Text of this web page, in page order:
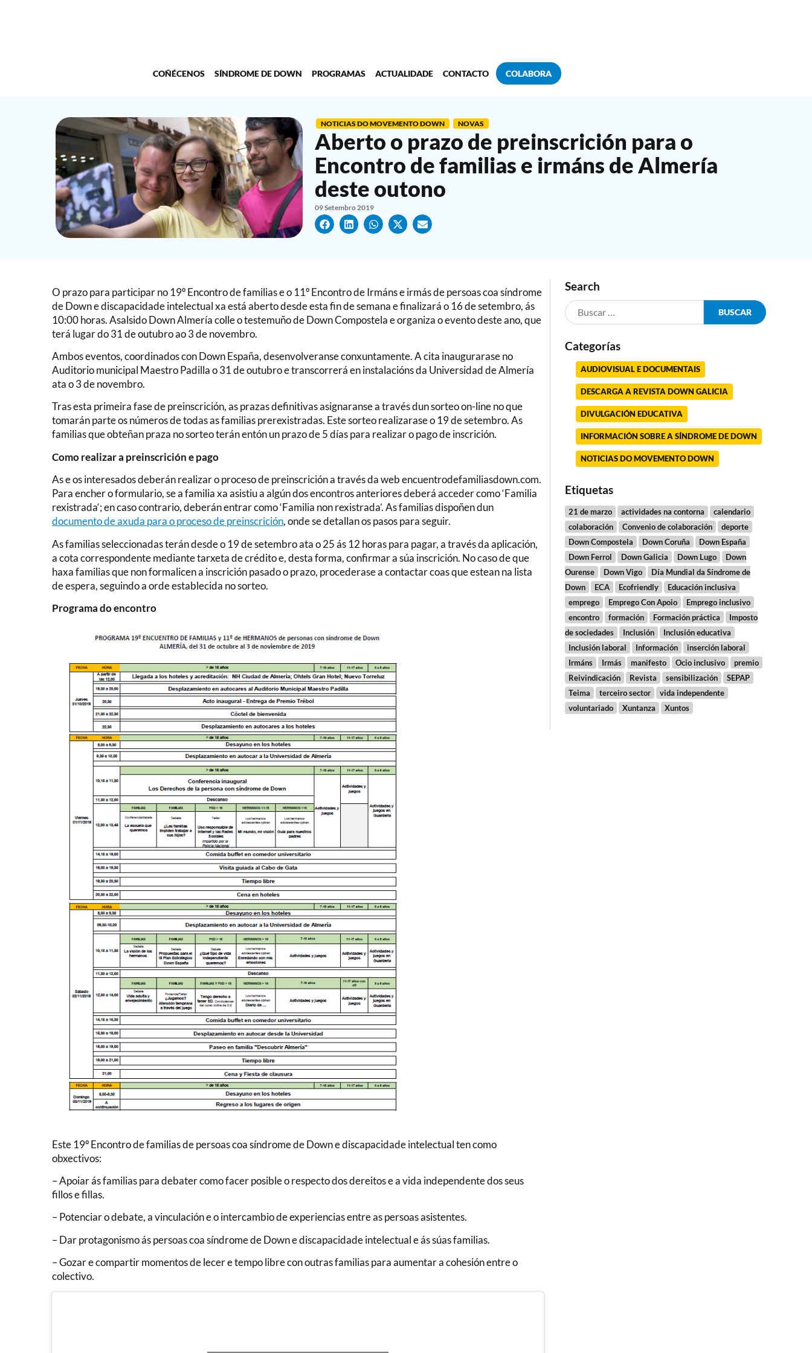
COÑÉCENOS SÍNDROME DE DOWN PROGRAMAS ACTUALIDADE CONTACTO COLABORA
NOTICIAS DO MOVEMENTO DOWN NOVAS
Aberto o prazo de preinscrición para o
Encontro de familias e irmáns de Almería
deste outono
09 Setembro 2019
O prazo para participar no 19º Encontro de familias e o 11º Encontro de Irmáns e irmás de persoas coa síndrome
de Down e discapacidade intelectual xa está aberto desde esta fin de semana e finalizará o 16 de setembro, ás
10:00 horas. Asalsido Down Almería colle o testemuño de Down Compostela e organiza o evento deste ano, que
terá lugar do 31 de outubro ao 3 de novembro.
Ambos eventos, coordinados con Down España, desenvolveranse conxuntamente. A cita inaugurarase no
Auditorio municipal Maestro Padilla o 31 de outubro e transcorrerá en instalacións da Universidad de Almería
ata o 3 de novembro.
Tras esta primeira fase de preinscrición, as prazas definitivas asignaranse a través dun sorteo on-line no que
tomarán parte os números de todas as familias prerexistradas. Este sorteo realizarase o 19 de setembro. As
familias que obteñan praza no sorteo terán entón un prazo de 5 días para realizar o pago de inscrición.
Como realizar a preinscrición e pago
As e os interesados deberán realizar o proceso de preinscrición a través da web encuentrodefamiliasdown.com.
Para encher o formulario, se a familia xa asistiu a algún dos encontros anteriores deberá acceder como ‘Familia
rexistrada‘; en caso contrario, deberán entrar como ‘Familia non rexistrada’. As familias dispoñen dun
documento de axuda para o proceso de preinscrición, onde se detallan os pasos para seguir.
As familias seleccionadas terán desde o 19 de setembro ata o 25 ás 12 horas para pagar, a través da aplicación,
a cota correspondente mediante tarxeta de crédito e, desta forma, confirmar a súa inscrición. No caso de que
haxa familias que non formalicen a inscrición pasado o prazo, procederase a contactar coas que estean na lista
de espera, seguindo a orde establecida no sorteo.
Programa do encontro
Este 19º Encontro de familias de persoas coa síndrome de Down e discapacidade intelectual ten como
obxectivos:
– Apoiar ás familias para debater como facer posible o respecto dos dereitos e a vida independente dos seus
fillos e fillas.
– Potenciar o debate, a vinculación e o intercambio de experiencias entre as persoas asistentes.
– Dar protagonismo ás persoas coa síndrome de Down e discapacidade intelectual e ás súas familias.
– Gozar e compartir momentos de lecer e tempo libre con outras familias para aumentar a cohesión entre o
colectivo.
Search
Categorías
AUDIOVISUAL E DOCUMENTAIS
DESCARGA A REVISTA DOWN GALICIA
DIVULGACIÓN EDUCATIVA
INFORMACIÓN SOBRE A SÍNDROME DE DOWN
NOTICIAS DO MOVEMENTO DOWN
Etiquetas
21 de marzo actividades na contorna
calendario
colaboración
Convenio de colaboración
deporte
Down Compostela
Down Coruña
Down España
Down Ferrol
Down Galicia Down Lugo
Down
Ourense
Down Vigo
Día Mundial da Síndrome de
Down
ECA Ecofriendly
Educación inclusiva
emprego
Emprego Con Apoio
Emprego inclusivo
encontro
formación Formación práctica
Imposto
de sociedades
Inclusión
Inclusión educativa
Inclusión laboral
Información
inserción laboral
Irmáns
Irmás manifesto Ocio inclusivo
premio
Reivindicación
Revista sensibilización
SEPAP
Teima
terceiro sector
vida independente
voluntariado
Xuntanza Xuntos